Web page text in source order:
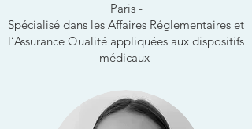
Paris -
Spécialisé dans les Affaires Réglementaires et
l’Assurance Qualité appliquées aux dispositifs
médicaux